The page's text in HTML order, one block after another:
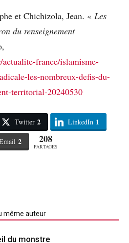
et Chichizola, Jean. « Les
du renseignement
france/islamisme-
les-nombreux-defis-du-
territorial-20240530
Twitter 2 LinkedIn 1
2 208
PARTAGES
même auteur
du monstre